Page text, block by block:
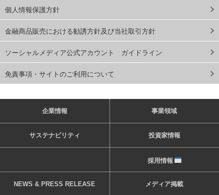
個人情報保護方針
金融商品販売における勧誘方針及び当社取引方針
ソーシャルメディア公式アカウント ガイドライン
免責事項・サイトのご利用について
企業情報 事業領域
サステナビリティ 投資家情報
採用情報
NEWS & PRESS RELEASE メディア掲載